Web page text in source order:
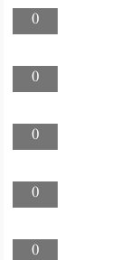
0
0
0
0
0